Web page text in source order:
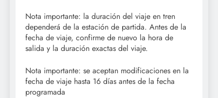
Nota importante: la duración del viaje en tren
dependerá de la estación de partida. Antes de la
fecha de viaje, confirme de nuevo la hora de
salida y la duración exactas del viaje.
Nota importante: se aceptan modificaciones en la
fecha de viaje hasta 16 días antes de la fecha
programada